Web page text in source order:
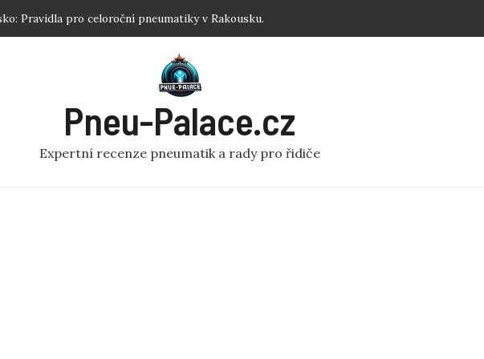
Jednoduchý návod pro každého!
koloběžka: Efektivní Dofouknutí Pneumatiky na
Optimalizujte Výkon!
Pravidla pro celoroční pneumatiky v Rakousku.
Pneu-Palace.cz
Expertní recenze pneumatik a rady pro řidiče